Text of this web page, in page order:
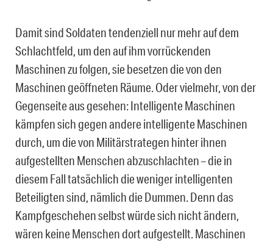
Damit sind Soldaten tendenziell nur mehr auf dem
Schlachtfeld, um den auf ihm vorrückenden
Maschinen zu folgen, sie besetzen die von den
Maschinen geöffneten Räume. Oder vielmehr, von der
Gegenseite aus gesehen: Intelligente Maschinen
kämpfen sich gegen andere intelligente Maschinen
durch, um die von Militärstrategen hinter ihnen
aufgestellten Menschen abzuschlachten – die in
diesem Fall tatsächlich die weniger intelligenten
Beteiligten sind, nämlich die Dummen. Denn das
Kampfgeschehen selbst würde sich nicht ändern,
wären keine Menschen dort aufgestellt. Maschinen